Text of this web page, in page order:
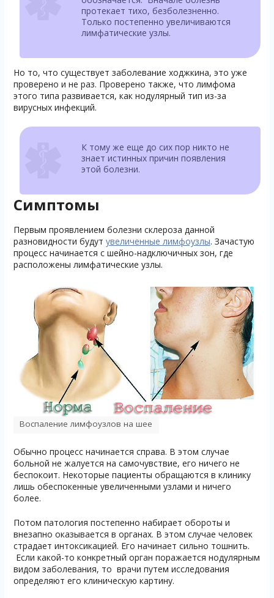
протекает тихо, безболезненно.
Только постепенно увеличиваются
лимфатические узлы.
Но то, что существует заболевание ходжкина, это уже
проверено и не раз. Проверено также, что лимфома
этого типа развивается, как нодулярный тип из-за
вирусных инфекций.
К тому же еще до сих пор никто не
знает истинных причин появления
этой болезни.
Симптомы
Первым проявлением болезни склероза данной
разновидности будут увеличенные лимфоузлы. Зачастую
процесс начинается с шейно-надключичных зон, где
расположены лимфатические узлы.
Воспаление лимфоузлов на шее
Обычно процесс начинается справа. В этом случае
больной не жалуется на самочувствие, его ничего не
беспокоит. Некоторые пациенты обращаются в клинику
лишь обеспокенные увеличенными узлами и ничего
более.
Потом патология постепенно набирает обороты и
внезапно оказывается в органах. В этом случае человек
страдает интоксикацией. Его начинает сильно тошнить.
Если какой-то конкретный орган поражается нодулярным
видом заболевания, то врачи путем исследования
определяют его клиническую картину.